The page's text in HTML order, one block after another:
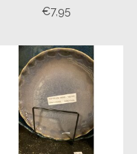
€7,95